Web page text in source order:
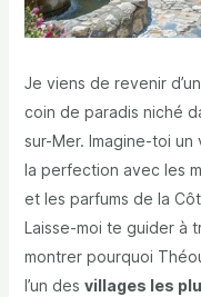
Je viens de revenir
coin de paradis niché
sur-Mer. Imagine-toi
la perfection avec les
et les parfums de la
Laisse-moi te guider à
montrer pourquoi
l’un des villages les